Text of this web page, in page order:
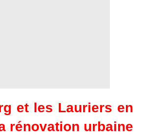
et les Lauriers en
rénovation urbaine